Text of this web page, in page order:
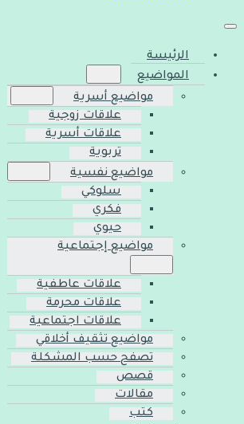
الرئيسة
المواضيع
مواضيع أسرية
علاقات زوجية
علاقات أسرية
تربوية
مواضيع نفسية
سلوكي
فكري
حيوي
مواضيع إجتماعية
علاقات عاطفية
علاقات محرمة
علاقات اجتماعية
مواضيع تثقيف أخلاقي
تصفح حسب المشكلة
قصص
مقالات
كتب